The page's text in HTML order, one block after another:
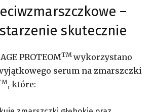
–
skutecznie
PROTEOMTM wykorzystano
serum na zmarszczki
, które: